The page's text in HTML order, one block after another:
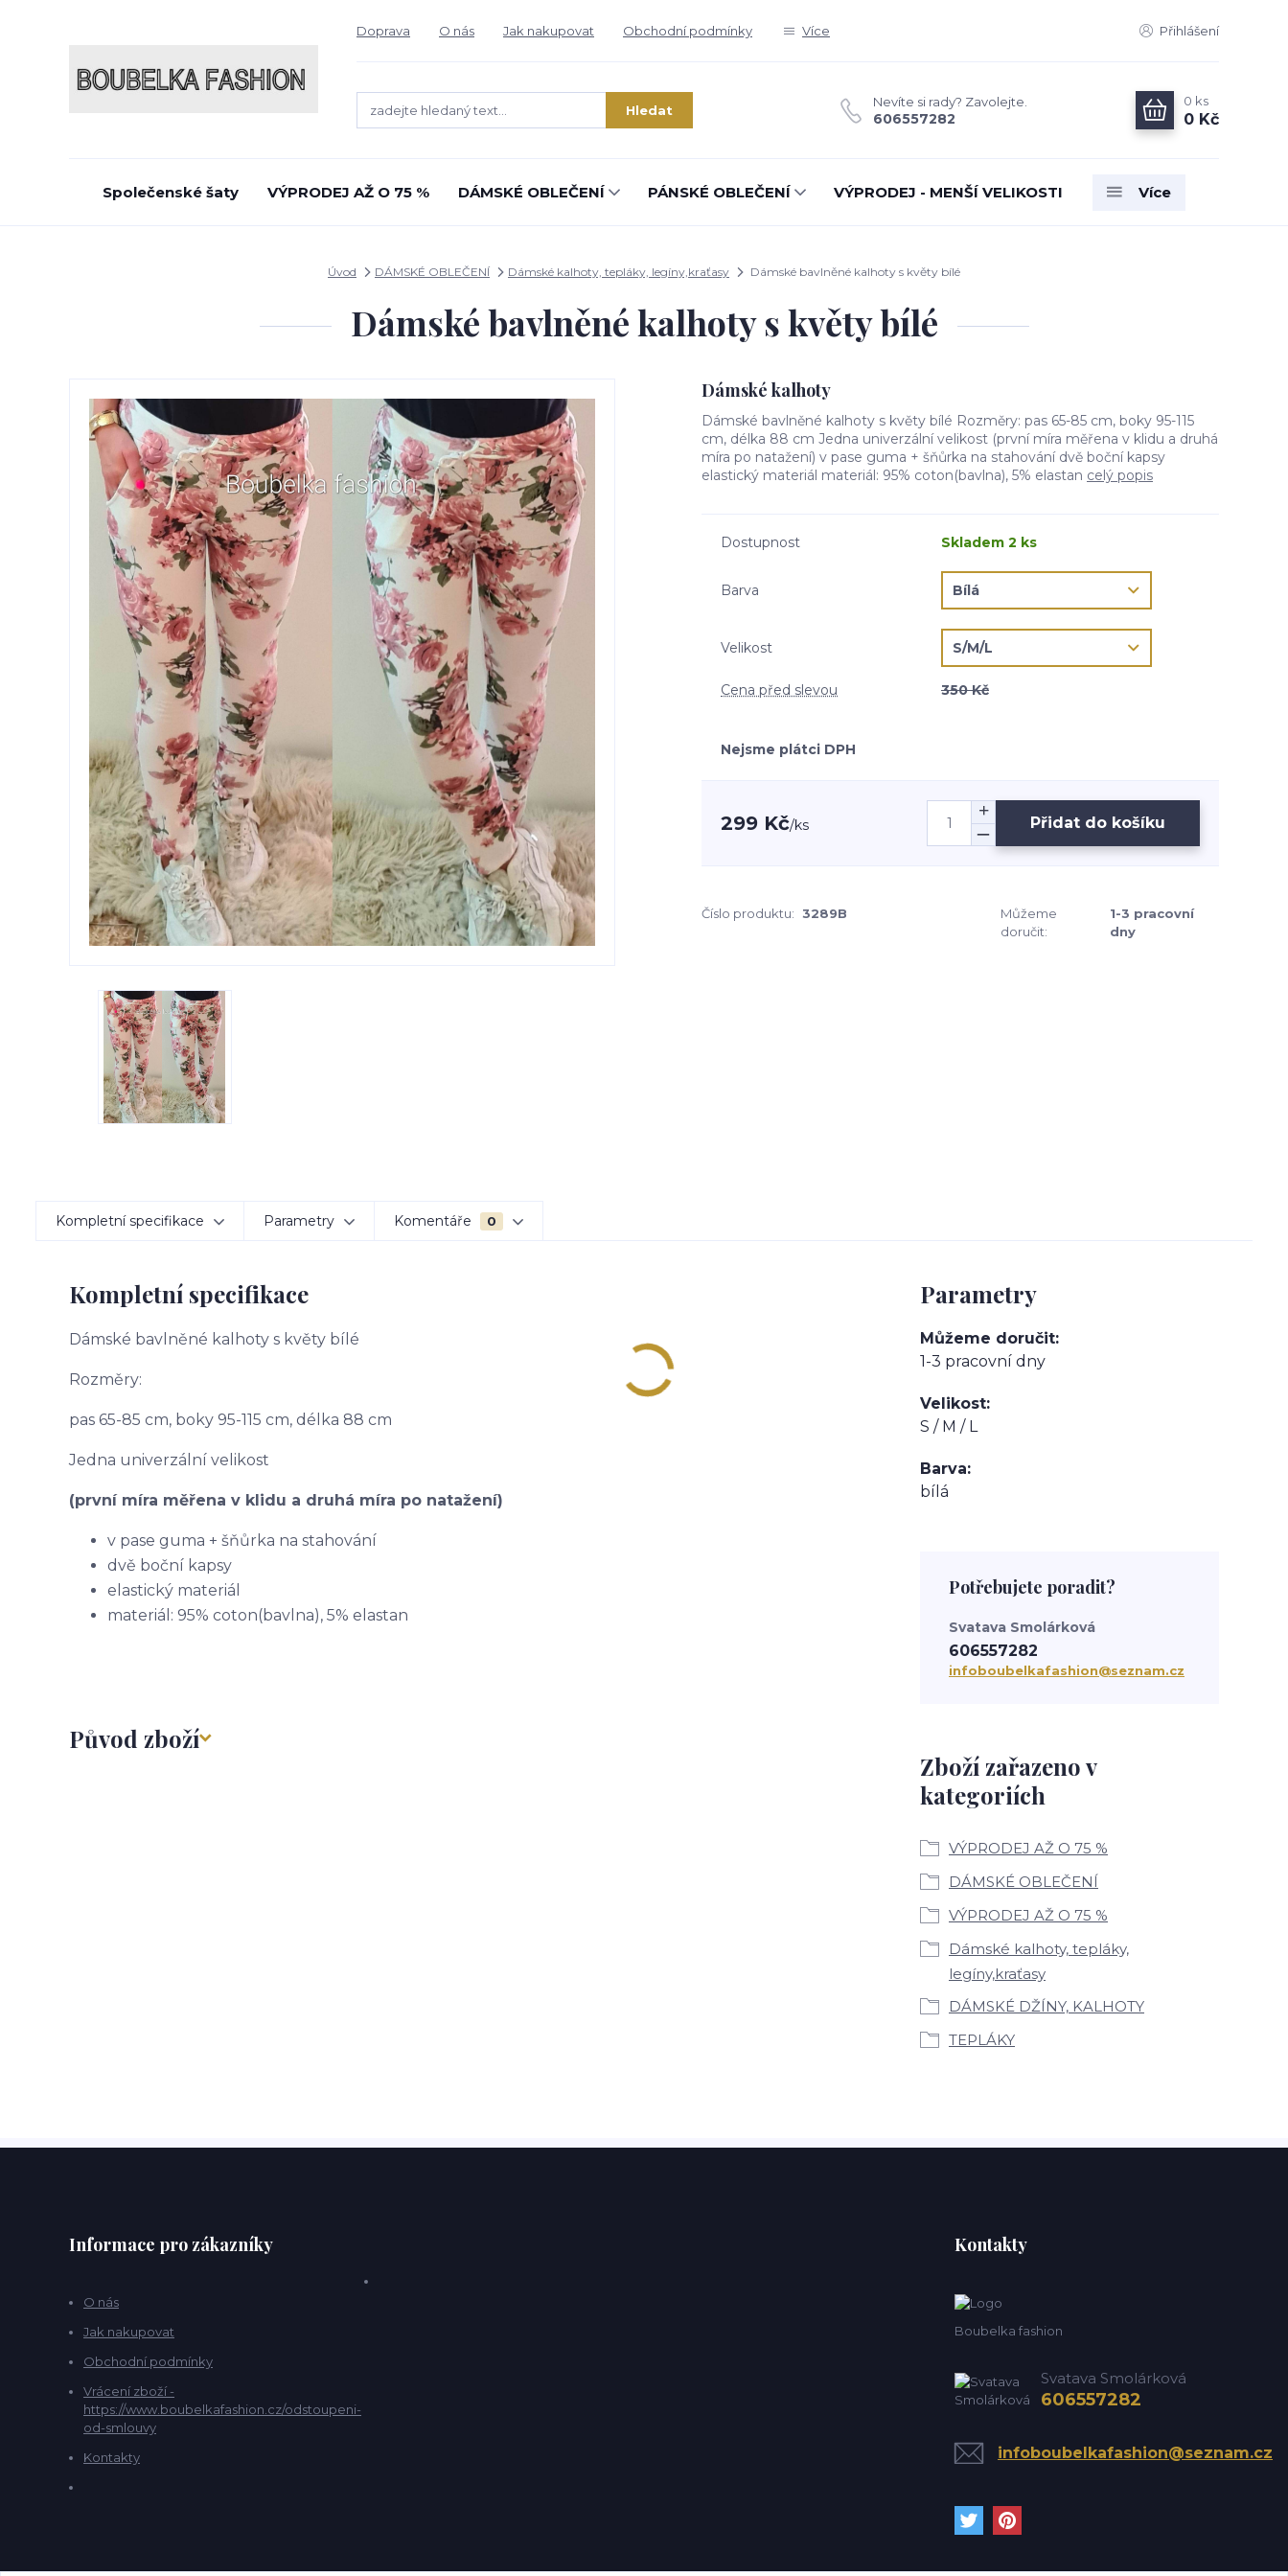
Doprava O nás Jak nakupovat Obchodní podmínky Více Přihlášení
Hledat
Nevíte si rady? Zavolejte.
606557282
0 ks
0 Kč
Společenské šaty VÝPRODEJ AŽ O 75 % DÁMSKÉ OBLEČENÍ PÁNSKÉ OBLEČENÍ VÝPRODEJ - MENŠÍ VELIKOSTI Více
Úvod DÁMSKÉ OBLEČENÍ Dámské kalhoty, tepláky, legíny,kraťasy Dámské bavlněné kalhoty s květy bílé
Dámské bavlněné kalhoty s květy bílé
Dámské kalhoty
Dámské bavlněné kalhoty s květy bílé Rozměry: pas 65-85 cm, boky 95-115
cm, délka 88 cm Jedna univerzální velikost (první míra měřena v klidu a druhá
míra po natažení) v pase guma + šňůrka na stahování dvě boční kapsy
elastický materiál materiál: 95% coton(bavlna), 5% elastan celý popis
Dostupnost Skladem 2 ks
Barva
Velikost
Cena před slevou 350 Kč
Nejsme plátci DPH
299 Kč/ks Přidat do košíku
Číslo produktu: 3289B
Můžeme
doručit:
1-3 pracovní
dny
Kompletní specifikace Parametry Komentáře 0
Kompletní specifikace
Dámské bavlněné kalhoty s květy bílé
Rozměry:
pas 65-85 cm, boky 95-115 cm, délka 88 cm
Jedna univerzální velikost
(první míra měřena v klidu a druhá míra po natažení)
v pase guma + šňůrka na stahování
dvě boční kapsy
elastický materiál
materiál: 95% coton(bavlna), 5% elastan
Původ zboží
Parametry
Můžeme doručit
1-3 pracovní dny
Velikost
S / M / L
Barva
bílá
Zboží zařazeno v
kategoriích
VÝPRODEJ AŽ O 75 %
DÁMSKÉ OBLEČENÍ
VÝPRODEJ AŽ O 75 %
Dámské kalhoty, tepláky,
legíny,kraťasy
DÁMSKÉ DŽÍNY, KALHOTY
TEPLÁKY
Potřebujete poradit?
Svatava Smolárková
606557282
infoboubelkafashion@seznam.cz
Informace pro zákazníky
O nás
Jak nakupovat
Obchodní podmínky
Vrácení zboží -
https://www.boubelkafashion.cz/odstoupeni-
od-smlouvy
Kontakty
Kontakty
Boubelka fashion
Svatava Smolárková
606557282
infoboubelkafashion@seznam.cz